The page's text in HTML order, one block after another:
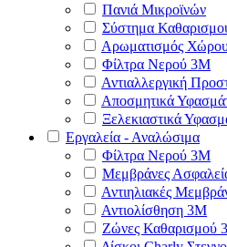
Πανιά Μικροϊνών
Σύστημα
Αρωματισμός
Φίλτρα Νερού 3Μ
Αντιαλλεργική
Αποσμητικά
Ξελεκιαστικά
Εργαλεία - Αναλώσιμα
Φίλτρα Νερού 3Μ
Μεμβράνες
Αντιηλιακές
Αντιολίσθηση 3Μ
Ζώνες Καθαρισμού